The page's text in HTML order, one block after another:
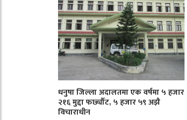
धनुषा जिल्ला अदालतमा एक वर्षमा ५ हजार
२१६ मुद्दा फर्छ्यौट, ५ हजार ५९ अझै
विचाराधीन